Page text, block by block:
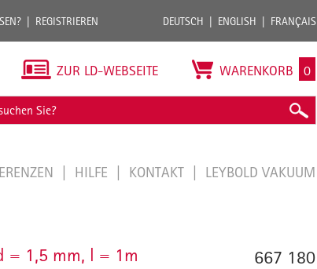
REGISTRIEREN DEUTSCH ENGLISH FRANÇAIS
ZUR LD-WEBSEITE WARENKORB 0
HILFE KONTAKT LEYBOLD VAKUUM
= 1,5 mm, l = 1m 667 180